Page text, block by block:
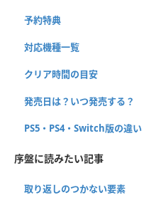
予約特典
対応機種一覧
クリア時間の目安
発売日は？いつ発売する？
PS5・PS4・Switch版の違い
序盤に読みたい記事
取り返しのつかない要素